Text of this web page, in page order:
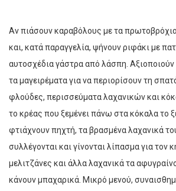
Αν πιάσουν καραβόλους με τα
και, κατά παραγγελία, ψήνουν ριφάκι με
αυτοσχέδια γάστρα από λάσπη.
τα μαγειρέματα για να περιορίσουν τη
φλούδες, περισσεύματα λαχανικών και
το κρέας που ξεμένει πάνω στα κόκαλα το
φτιάχνουν πηχτή, τα βρασμένα λαχανικά
συλλέγονται και γίνονται λίπασμα για τον
μελιτζάνες και άλλα λαχανικά τα
κάνουν μπαχαρικά. Μικρό μενού,